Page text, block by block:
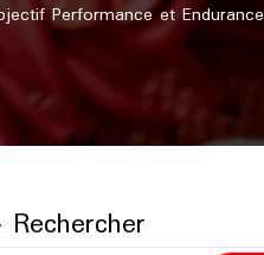
Performance et Endurance
Rechercher